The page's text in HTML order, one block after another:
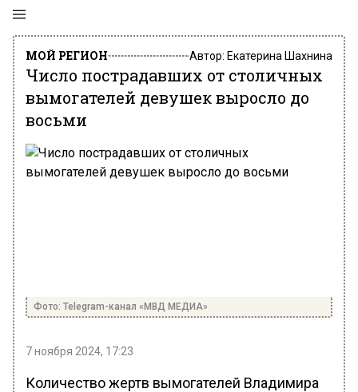
МОЙ РЕГИОН Автор: Екатерина Шахнина
Число пострадавших от столичных
вымогателей девушек выросло до
восьми
Фото: Telegram-канал «МВД МЕДИА»
7 ноября 2024, 17:23
Количество жертв вымогателей Владимира